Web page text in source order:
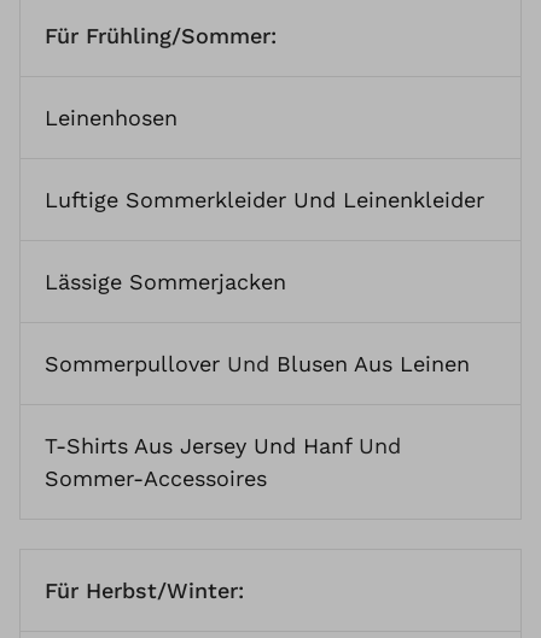
Für Frühling/Sommer:
Leinenhosen
Luftige Sommerkleider Und Leinenkleider
Lässige Sommerjacken
Sommerpullover Und Blusen Aus Leinen
T-Shirts Aus Jersey Und HanfUnd
Sommer-Accessoires
Für Herbst/Winter: